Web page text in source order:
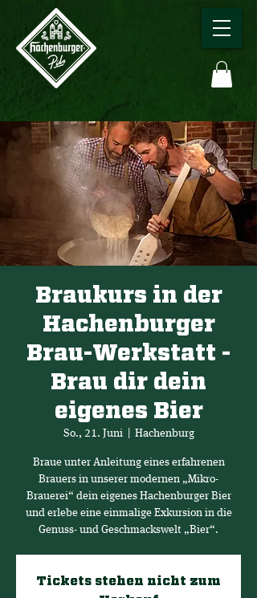
Braukurs in der
Hachenburger
Brau-Werkstatt -
Brau dir dein
eigenes Bier
So., 21. Juni
  |
Hachenburg
Braue unter Anleitung eines erfahrenen
Brauers in unserer modernen „Mikro-
Brauerei“ dein eigenes Hachenburger Bier
und erlebe eine einmalige Exkursion in die
Genuss- und Geschmackswelt „Bier“.
Tickets stehen nicht zum